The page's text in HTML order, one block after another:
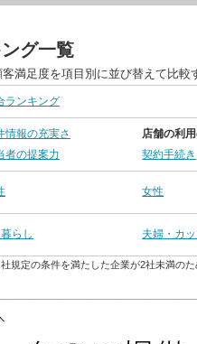
グ一覧
満足度を項目別に並び替えて比較
ランキング
情報の充実さ 店舗の利
者の提案力
契約手続き
女性
らし 夫婦・カ
規定の条件を満たした企業が2社未満のた